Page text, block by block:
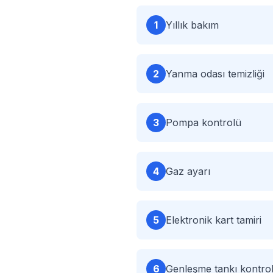
1 Yıllık bakım
2 Yanma odası temizliği
3 Pompa kontrolü
4 Gaz ayarı
5 Elektronik kart tamiri
6 Genleşme tankı